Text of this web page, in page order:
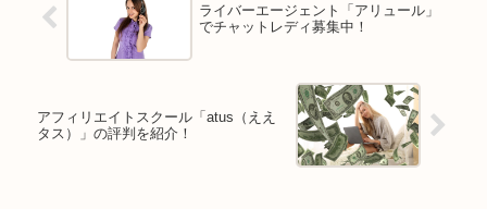
ライバーエージェント「アリュール」
でチャットレディ募集中！
アフィリエイトスクール「atus（ええ
タス）」の評判を紹介！